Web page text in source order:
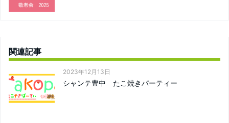
関連記事
2023年12月13日
シャンテ豊中 たこ焼きパーティー